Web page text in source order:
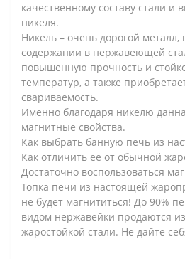
качественному составу стали и
никеля.
Никель – очень дорогой металл,
содержании в нержавеющей
повышенную прочность и
температур, а также
свариваемость.
Именно благодаря никелю
магнитные свойства.
Как выбрать банную печь из
Как отличить её от обычной
Достаточно воспользоваться
Топка печи из настоящей
не будет магнититься! До 90%
видом нержавейки продаются
жаростойкой стали. Не дайте